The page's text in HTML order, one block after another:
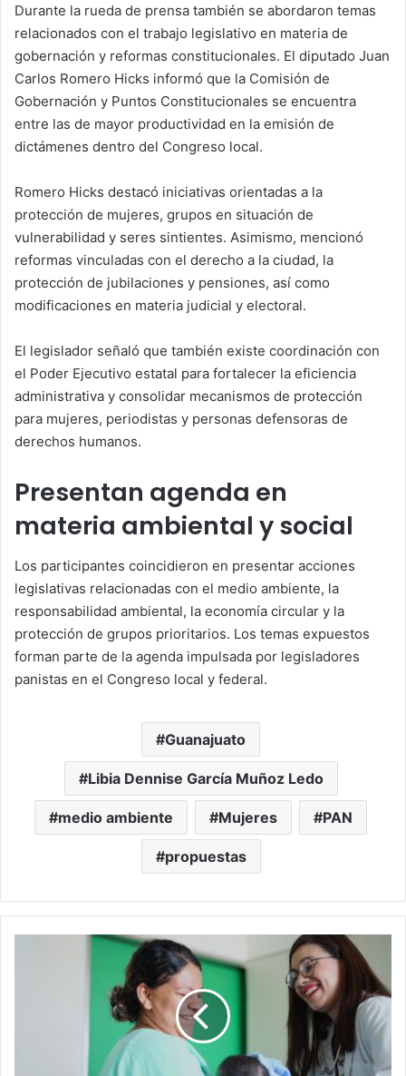
Durante la rueda de prensa también se abordaron temas
relacionados con el trabajo legislativo en materia de
gobernación y reformas constitucionales. El diputado Juan
Carlos Romero Hicks informó que la Comisión de
Gobernación y Puntos Constitucionales se encuentra
entre las de mayor productividad en la emisión de
dictámenes dentro del Congreso local.
Romero Hicks destacó iniciativas orientadas a la
protección de mujeres, grupos en situación de
vulnerabilidad y seres sintientes. Asimismo, mencionó
reformas vinculadas con el derecho a la ciudad, la
protección de jubilaciones y pensiones, así como
modificaciones en materia judicial y electoral.
El legislador señaló que también existe coordinación con
el Poder Ejecutivo estatal para fortalecer la eficiencia
administrativa y consolidar mecanismos de protección
para mujeres, periodistas y personas defensoras de
derechos humanos.
Presentan agenda en
materia ambiental y social
Los participantes coincidieron en presentar acciones
legislativas relacionadas con el medio ambiente, la
responsabilidad ambiental, la economía circular y la
protección de grupos prioritarios. Los temas expuestos
forman parte de la agenda impulsada por legisladores
panistas en el Congreso local y federal.
Guanajuato
Libia Dennise García Muñoz Ledo
medio ambiente Mujeres PAN
propuestas